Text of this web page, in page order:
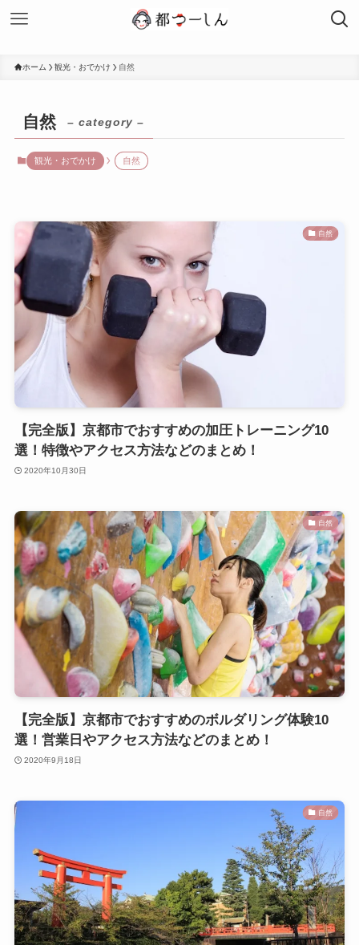
ホーム 観光・おでかけ 自然
自然 – category –
観光・おでかけ 自然
自然
【完全版】京都市でおすすめの加圧トレーニング10
選！特徴やアクセス方法などのまとめ！
2020年10月30日
自然
【完全版】京都市でおすすめのボルダリング体験10
選！営業日やアクセス方法などのまとめ！
2020年9月18日
自然